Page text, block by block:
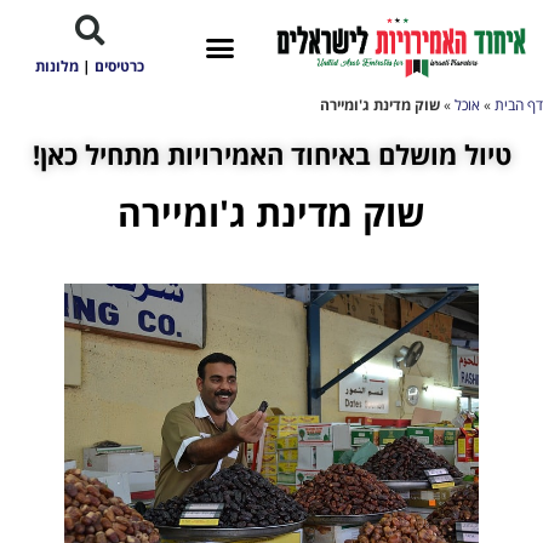
כרטיסים | מלונות
דף הבית»אוכל»שוק מדינת ג'ומיירה
טיול מושלם באיחוד האמירויות מתחיל כאן!
שוק מדינת ג'ומיירה